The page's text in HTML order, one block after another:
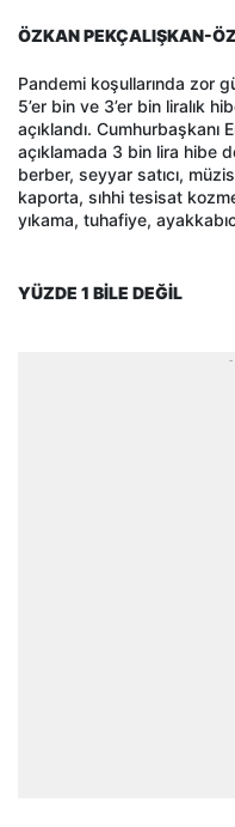
ÖZKAN PEKÇALIŞKAN-
Pandemi koşullarında zor
5’er bin ve 3’er bin liralık
açıklandı. Cumhurbaşkanı
açıklamada 3 bin lira hibe
berber, seyyar satıcı,
kaporta, sıhhi tesisat
yıkama, tuhafiye,
YÜZDE 1 BİLE DEĞİL